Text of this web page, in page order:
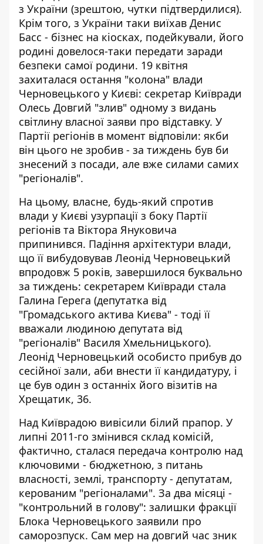
з України (зрештою, чутки підтвердилися).
Крім того, з України таки виїхав Денис
Басс - бізнес на кіосках, подейкували, його
родині довелося-таки передати заради
безпеки самої родини. 19 квітня
захиталася остання "колона" влади
Черновецького у Києві: секретар Київради
Олесь Довгий "злив" одному з видань
світлину власної заяви про відставку. У
Партії регіонів в момент відповіли: якби
він цього не зробив - за тиждень був би
знесений з посади, але вже силами самих
"регіоналів".
На цьому, власне, будь-який спротив
влади у Києві узурпації з боку Партії
регіонів та Віктора Януковича
припинився. Падіння архітектури влади,
що її вибудовував Леонід Черновецький
впродовж 5 років, завершилося буквально
за тиждень: секретарем Київради стала
Галина Герега (депутатка від
"Громадського актива Києва" - тоді її
вважали людиною депутата від
"регіоналів" Василя Хмельницького).
Леонід Черновецький особисто прибув до
сесійної зали, аби внести її кандидатуру, і
це був один з останніх його візитів на
Хрещатик, 36.
Над Київрадою вивісили білий прапор. У
липні 2011-го змінився склад комісій,
фактично, сталася передача контролю над
ключовими - бюджетною, з питань
власності, землі, транспорту - депутатам,
керованим "регіоналами". За два місяці -
"контрольний в голову": залишки фракції
Блока Черновецького заявили про
саморозпуск. Сам мер на довгий час зник